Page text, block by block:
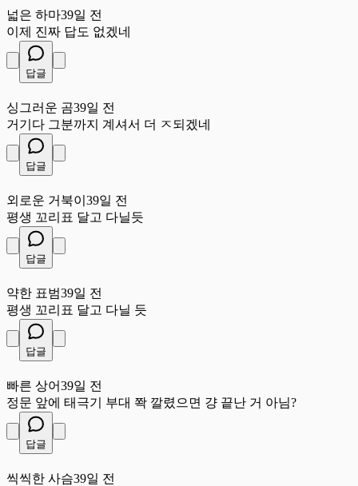
넓은 하마39일 전
이제 진짜 답도 없겠네
답글
싱그러운 곰39일 전
거기다 그분까지 계셔서 더 ㅈ되겠네
답글
외로운 거북이 39일 전
평생 꼬리표 달고 다닐듯
답글
약한 표범39일 전
평생 꼬리표 달고 다닐 듯
답글
빠른 상어39일 전
정문 앞에 태극기 부대 쫙 깔렸으면 걍 끝난 거 아님?
답글
씩씩한 사슴39일 전